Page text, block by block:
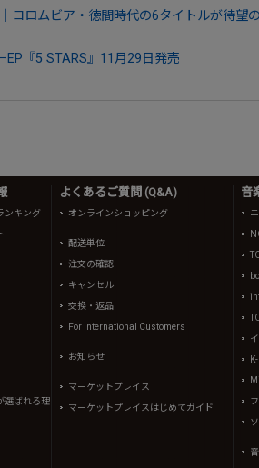
コロムビア・徳間時代の6タイトルが待望
EP『5 STARS』11月29日発売
ンキング
選ばれる理
よくあるご質問 (Q&A)
オンラインショッピング
配送単位
注文の確認
キャンセル
交換・返品
For International Customers
お知らせ
マーケットプレイス
マーケットプレイスはじめてガイド
音